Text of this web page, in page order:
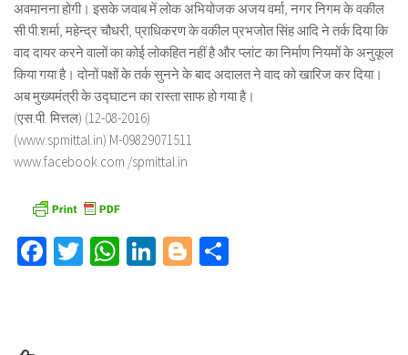
अवमानना होगी। इसके जवाब में लोक अभियोजक अजय वर्मा, नगर निगम के वकील
सी.पी.शर्मा, महेन्द्र चौधरी, प्राधिकरण के वकील प्रभजोत सिंह आदि ने तर्क दिया कि
वाद दायर करने वालों का कोई लोकहित नहीं है और प्लांट का निर्माण नियमों के अनुकूल
किया गया है। दोनों पक्षों के तर्क सुनने के बाद अदालत ने वाद को खारिज कर दिया।
अब मुख्यमंत्री के उद्घाटन का रास्ता साफ हो गया है।
(एस.पी. मित्तल) (12-08-2016)
(www.spmittal.in) M-09829071511
www.facebook.com /spmittal.in
Facebook
TwitterWhatsApp
LinkedIn
Blogger